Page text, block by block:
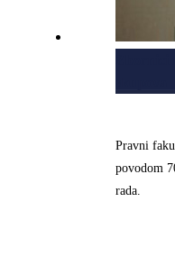
Pravni
povodom
rada.